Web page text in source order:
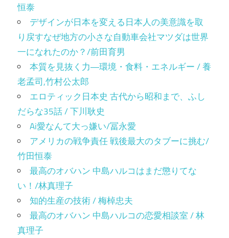
恒泰
デザインが日本を変える日本人の美意識を取
り戻すなぜ地方の小さな自動車会社マツダは世界
一になれたのか？/前田育男
本質を見抜く力―環境・食料・エネルギー / 養
老孟司,竹村公太郎
エロティック日本史 古代から昭和まで、ふし
だらな35話 / 下川耿史
Ai愛なんて大っ嫌い/冨永愛
アメリカの戦争責任 戦後最大のタブーに挑む/
竹田恒泰
最高のオバハン 中島ハルコはまだ懲りてな
い！/林真理子
知的生産の技術 / 梅棹忠夫
最高のオバハン 中島ハルコの恋愛相談室 / 林
真理子